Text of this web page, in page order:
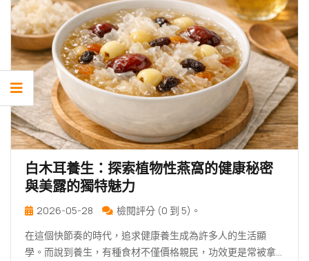
白木耳養生：探索植物性燕窩的健康秘密
與美露的獨特魅力
2026-05-28
檢閱評分 (0 到 5)。
在這個快節奏的時代，追求健康養生成為許多人的生活顯
學。而說到養生，有種食材不僅價格親民，功效更是常被拿